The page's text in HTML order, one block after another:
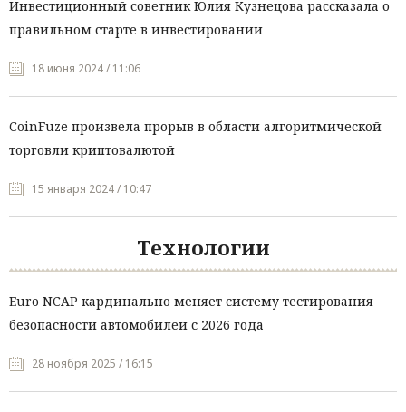
Инвестиционный советник Юлия Кузнецова рассказала о
правильном старте в инвестировании
18 июня 2024 / 11:06
CoinFuze произвела прорыв в области алгоритмической
торговли криптовалютой
15 января 2024 / 10:47
Технологии
Euro NCAP кардинально меняет систему тестирования
безопасности автомобилей с 2026 года
28 ноября 2025 / 16:15